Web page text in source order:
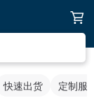
快速出货 定制服